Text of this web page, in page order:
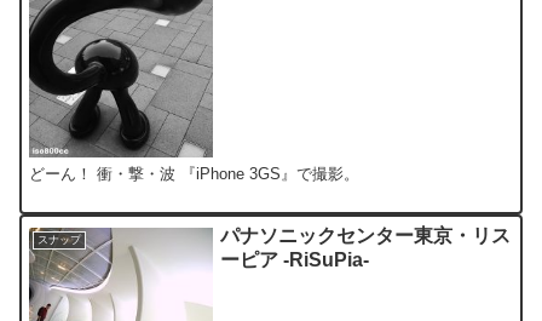
どーん！ 衝・撃・波 『iPhone 3GS』で撮影。
スナップ
パナソニックセンター東京・リス
ーピア -RiSuPia-